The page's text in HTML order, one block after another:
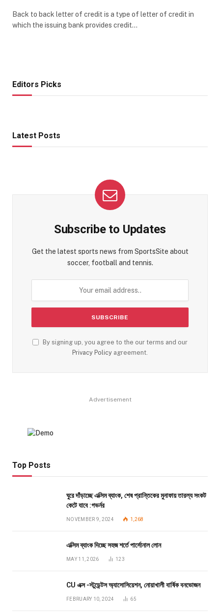
Back to back letter of credit is a type of letter of credit in
which the issuing bank provides credit…
Editors Picks
Latest Posts
Subscribe to Updates
Get the latest sports news from SportsSite about
soccer, football and tennis.
By signing up, you agree to the our terms and our
Privacy Policy agreement.
Advertisement
Top Posts
ঘুরে দাঁড়াচ্ছে এক্সিম ব্যাংক, শেষ প্রান্তিকের মুনাফায় তারল্য সংকট
কেটে যাবে :গভর্নর
NOVEMBER 9, 2024 1,268
এক্সিম ব্যাংক দিচ্ছে সহজ শর্তে পার্সোনাল লোন
MAY 11, 2026 123
CU এক্স -স্টুডেন্টস অ্যাসোসিয়েশন, নোয়াখালী বার্ষিক বনভোজন
FEBRUARY 10, 2024 65